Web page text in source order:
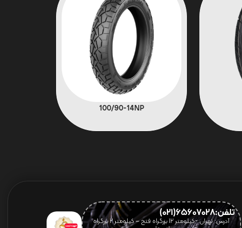
100/90-14NP
تلفن:65607028(021)
آدرس: تهران -کیلومتر 12 بزرگراه فتح – کیلومتر ۲ بزرگراه